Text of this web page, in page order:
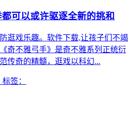
可以或许驱逐全新的挑和
逛戏乐趣。软件下载,让孩子们不竭
奇不雅弓手》是奇不雅系列正统衍
传奇的精髓，逛戏以科幻...
签：